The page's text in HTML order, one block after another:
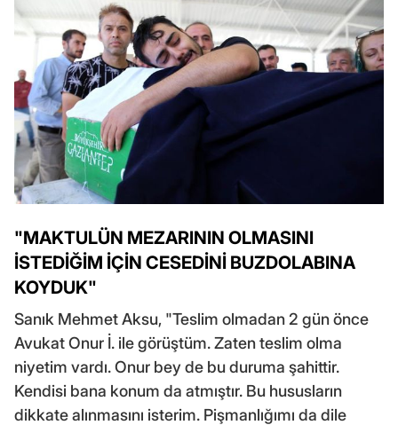
"MAKTULÜN MEZARININ OLMASINI
İSTEDİĞİM İÇİN CESEDİNİ BUZDOLABINA
KOYDUK"
Sanık Mehmet Aksu, "Teslim olmadan 2 gün önce
Avukat Onur İ. ile görüştüm. Zaten teslim olma
niyetim vardı. Onur bey de bu duruma şahittir.
Kendisi bana konum da atmıştır. Bu hususların
dikkate alınmasını isterim. Pişmanlığımı da dile